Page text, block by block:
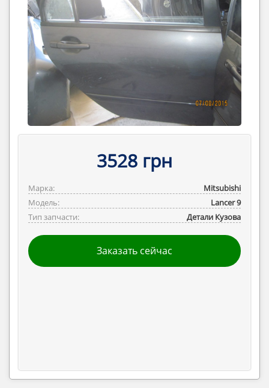
3528 грн
Марка:
Mitsubishi
Модель:
Lancer 9
Тип запчасти:
Детали Кузова
Заказать сейчас